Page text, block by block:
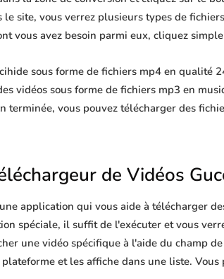
site, vous verrez plusieurs types de
vous avez besoin parmi eux, cliquez
sous forme de fichiers mp4 en
vidéos sous forme de fichiers mp3 en
terminée, vous pouvez télécharger des
de Vidéos
application qui vous aide à télécharger
spéciale, il suffit de l'exécuter et vous
une vidéo spécifique à l'aide du champ
et les affiche dans une liste.